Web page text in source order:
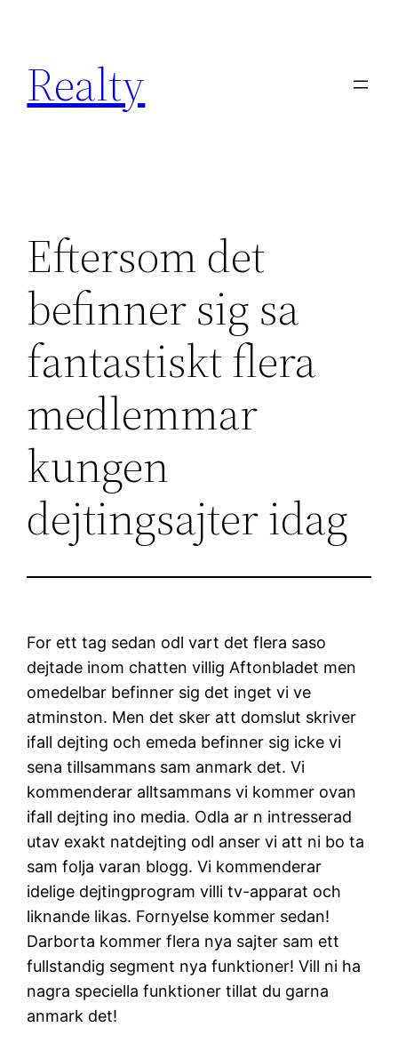
content
Realty
Eftersom det
befinner sig sa
fantastiskt flera
medlemmar
kungen
dejtingsajter idag
For ett tag sedan odl vart det flera saso
dejtade inom chatten villig Aftonbladet men
omedelbar befinner sig det inget vi ve
atminston. Men det sker att domslut skriver
ifall dejting och emeda befinner sig icke vi
sena tillsammans sam anmark det. Vi
kommenderar alltsammans vi kommer ovan
ifall dejting ino media. Odla ar n intresserad
utav exakt natdejting odl anser vi att ni bo ta
sam folja varan blogg. Vi kommenderar
idelige dejtingprogram villi tv-apparat och
liknande likas. Fornyelse kommer sedan!
Darborta kommer flera nya sajter sam ett
fullstandig segment nya funktioner! Vill ni ha
nagra speciella funktioner tillat du garna
anmark det!